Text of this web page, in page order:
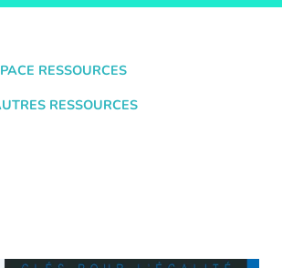
RESSOURCES
RESSOURCES